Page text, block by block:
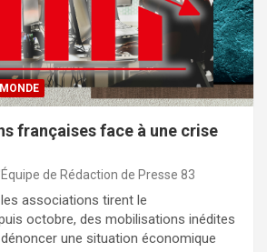
françaises face à une crise
de Rédaction de Presse 83
associations tirent le
octobre, des mobilisations inédites
une situation économique